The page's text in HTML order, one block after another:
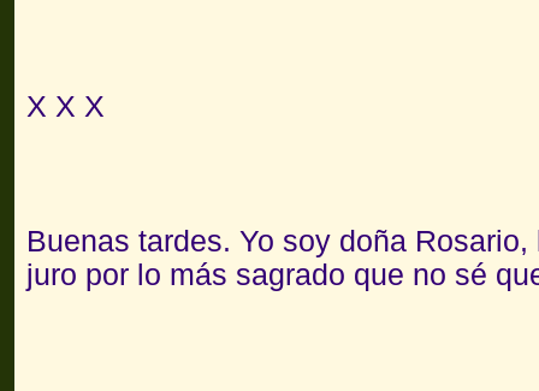
X X X
Buenas tardes. Yo soy doña
juro por lo más sagrado que no sé